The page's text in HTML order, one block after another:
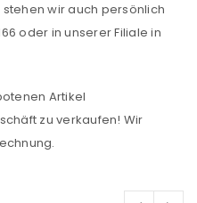
wir auch persönlich
oder in unserer Filiale in
Artikel
zu verkaufen! Wir